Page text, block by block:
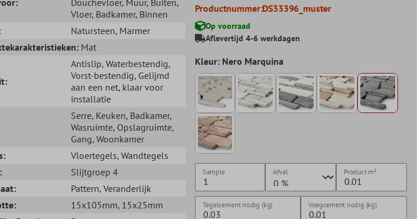
Vloer, Badkamer, Binnen
Natursteen, Marmer
Mat
Antislip, Waterbestendig,
Vorst-bestendig, Gelijmd
aan een net, klaar voor
installatie
Serre, Keuken, Badkamer,
Wasruimte, Opslagruimte,
Gang, Woonkamer
Vloertegels, Wandtegels
Slijtgroep 4
Pattern, Veranderlijk
15x105mm, 15x25mm
Productnummer:DS33396_muster
Op voorraad
Aflevertijd 4-6 werkdagen
Kleur: Nero Marquina
Sample Afval Productm²
Tegelcement nodig (kg) Voegcement nodig (kg)